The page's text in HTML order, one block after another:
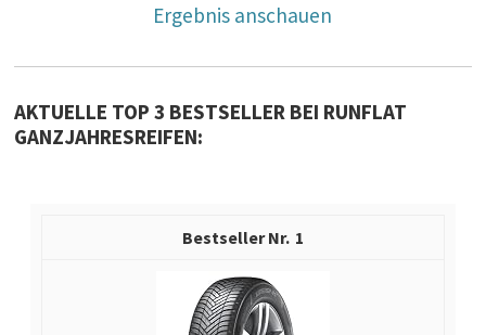
Ergebnis anschauen
AKTUELLE TOP 3 BESTSELLER BEI RUNFLAT
GANZJAHRESREIFEN:
1